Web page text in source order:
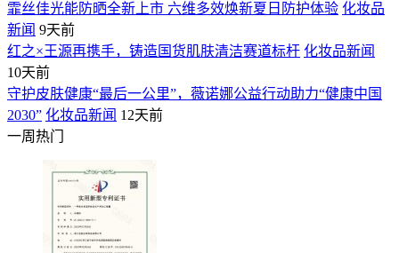
霏丝佳光能防晒全新上市 六维多效焕新夏日防护体验 化妆品
新闻 9天前
红之×王源再携手，铸造国货肌肤清洁赛道标杆 化妆品新闻
10天前
守护皮肤健康“最后一公里”，薇诺娜公益行动助力“健康中国
2030” 化妆品新闻 12天前
一周热门